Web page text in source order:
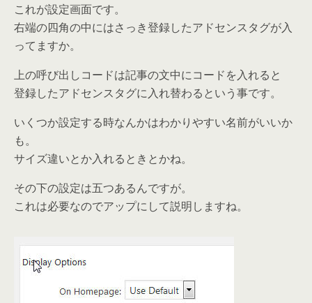
これが設定画面です。
右端の四角の中にはさっき登録したアドセンスタグが入
ってますか。
上の呼び出しコードは記事の文中にコードを入れると
登録したアドセンスタグに入れ替わるという事です。
いくつか設定する時なんかはわかりやすい名前がいいか
も。
サイズ違いとか入れるときとかね。
その下の設定は五つあるんですが。
これは必要なのでアップにして説明しますね。